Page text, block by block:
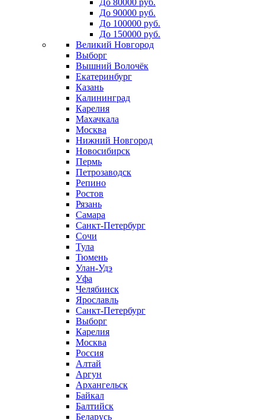
До 80000 руб.
До 90000 руб.
До 100000 руб.
До 150000 руб.
Великий Новгород
Выборг
Вышний Волочёк
Екатеринбург
Казань
Калининград
Карелия
Махачкала
Москва
Нижний Новгород
Новосибирск
Пермь
Петрозаводск
Репино
Ростов
Рязань
Самара
Санкт-Петербург
Сочи
Тула
Тюмень
Улан-Удэ
Уфа
Челябинск
Ярославль
Санкт-Петербург
Выборг
Карелия
Москва
Россия
Алтай
Аргун
Архангельск
Байкал
Балтийск
Беларусь